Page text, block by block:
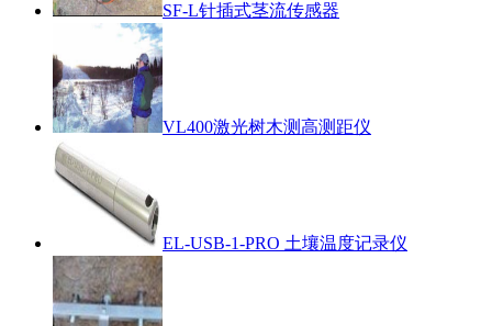
SF-L针插式茎流传感器
VL400激光树木测高测距仪
EL-USB-1-PRO 土壤温度记录仪